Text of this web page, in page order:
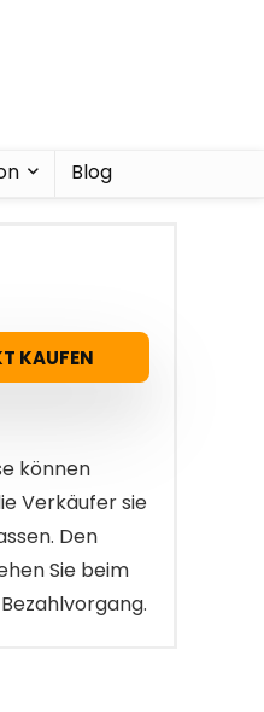
Blog
KAUFEN
können
Verkäufer sie
Den
Sie beim